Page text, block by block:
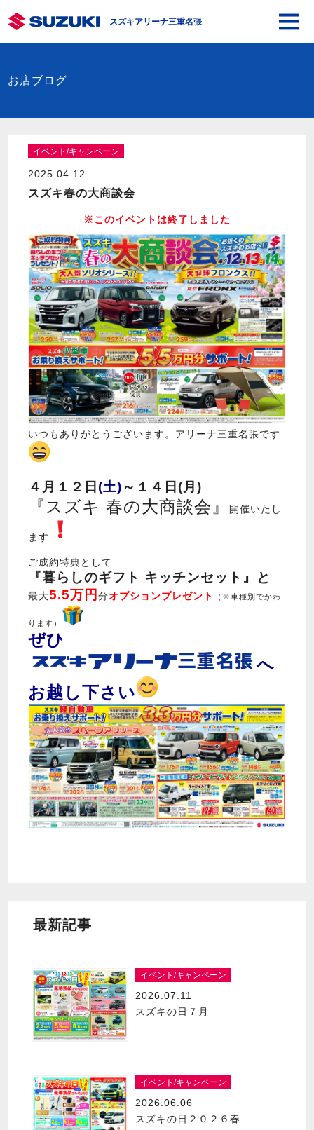
スズキアリーナ三重名張
お店ブログ
イベント/キャンペーン
2025.04.12
スズキ春の大商談会
※このイベントは終了しました
いつもありがとうございます。アリーナ三重名張です
４月１２日 (土) ～１４日(月)
『スズキ 春の大商談会』 開催いたし
ます
ご成約特典として
『暮らしのギフト キッチンセット』と
最大5.5万円 分オプションプレゼント （※車種別でかわ
ります）
ぜひ
へ
お越し下さい
最新記事
イベント/キャンペーン
2026.07.11
スズキの日７月
イベント/キャンペーン
2026.06.06
スズキの日２０２６春